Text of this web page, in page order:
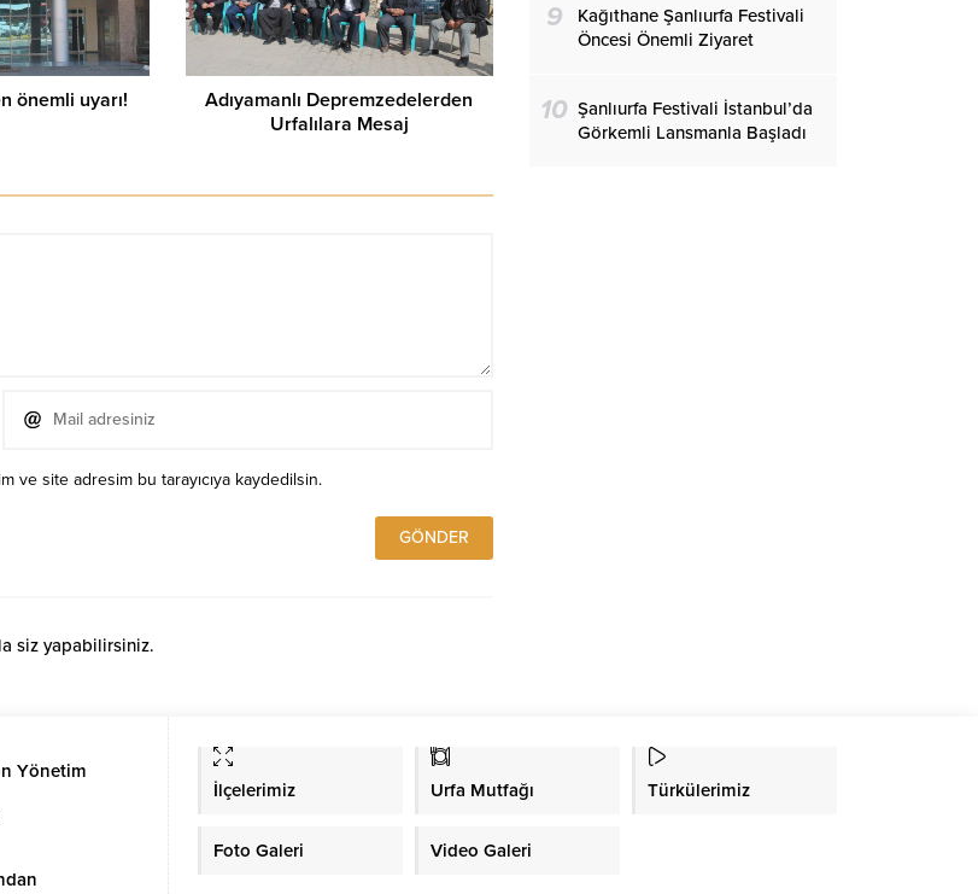
önemli uyarı!
Adıyamanlı Depremzedelerden
Urfalılara Mesaj
ve site adresim bu tarayıcıya kaydedilsin.
siz yapabilirsiniz.
9
Kağıthane Şanlıurfa Festivali
Öncesi Önemli Ziyaret
10 Şanlıurfa Festivali İstanbul’da
Görkemli Lansmanla Başladı
Yönetim
İlçelerimiz Urfa Mutfağı Türkülerimiz
Foto Galeri Video Galeri